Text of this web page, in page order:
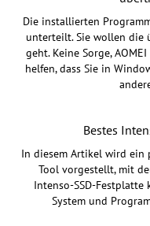
Die installierten
unterteilt. Sie wollen die
geht. Keine Sorge,
helfen, dass Sie in
Bestes
In diesem Artikel wird ein
Tool vorgestellt, mit
Intenso-SSD-
System und